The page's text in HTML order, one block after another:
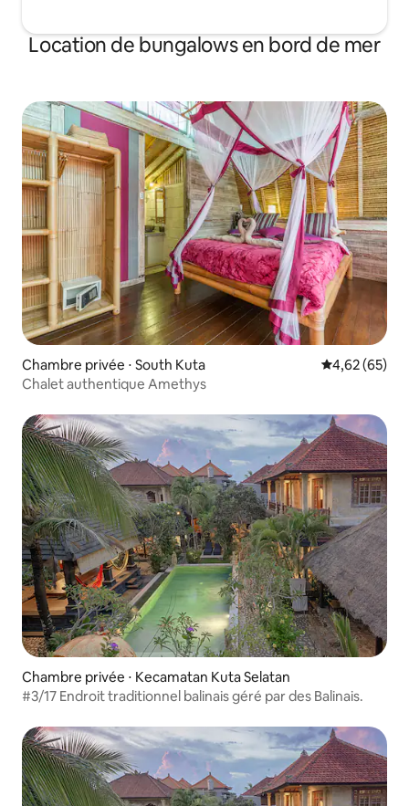
Location de bungalows en bord de mer
Chambre privée ⋅ South Kuta Évaluation
4,62 (65)
Chalet authentique Amethys
Chambre privée ⋅ Kecamatan Kuta Selatan
#3/17 Endroit traditionnel balinais géré par des Balinais.